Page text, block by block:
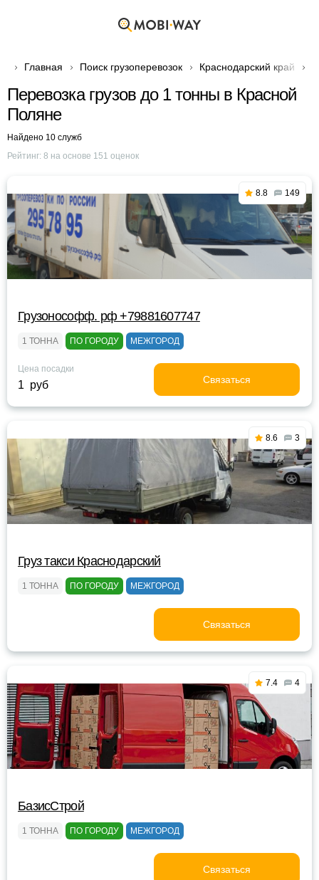
Главная Поиск грузоперевозок Краснодарский край
Перевозка грузов до 1 тонны в Красной
Поляне
Найдено 10 служб
Рейтинг: 8 на основе 151 оценок
8.8 149
Грузонософф. рф +79881607747
1 ТОННА ПО ГОРОДУ МЕЖГОРОД
Цена посадки
1 руб Связаться
8.6 3
Груз такси Краснодарский
1 ТОННА ПО ГОРОДУ МЕЖГОРОД
Связаться
7.4 4
БазисСтрой
1 ТОННА ПО ГОРОДУ МЕЖГОРОД
Связаться